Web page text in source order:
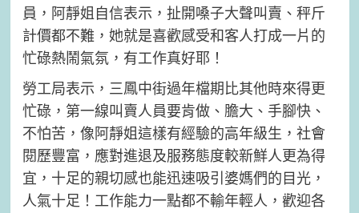
員，阿靜姐自信表示，扯開嗓子大聲叫賣、秤斤
計價都不難，她就是喜歡感受和客人打成一片的
忙碌熱鬧氣氛，有工作真好耶！
勞工局表示，三鳳中街過年檔期比其他時來得更
忙碌，第一線叫賣人員要肯做、膽大、手腳快、
不怕苦，像阿靜姐這樣有經驗的高年級生，社會
閱歷豐富，應對進退及服務態度較新鮮人更為得
宜，十足的親切感也能迅速吸引婆媽們的目光，
人氣十足！工作能力一點都不輸年輕人，歡迎各